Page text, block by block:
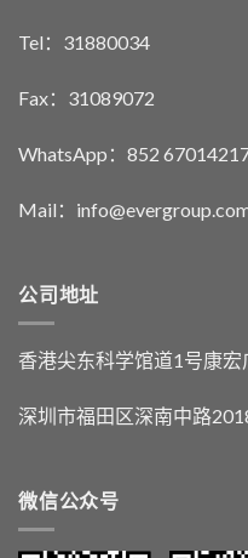
Tel：31880034
Fax：31089072
WhatsApp：852
Mail：
公司地址
香港尖东科学馆道1号康
深圳市福田区深南中路
微信公众号